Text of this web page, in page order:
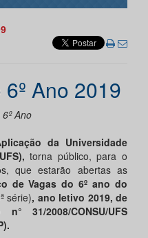
Ano 2019
Ano
da Universidade
torna público, para o
que estarão abertas as
de Vagas do 6º ano do
série), ano letivo 2019, de
31/2008/CONSU/UFS